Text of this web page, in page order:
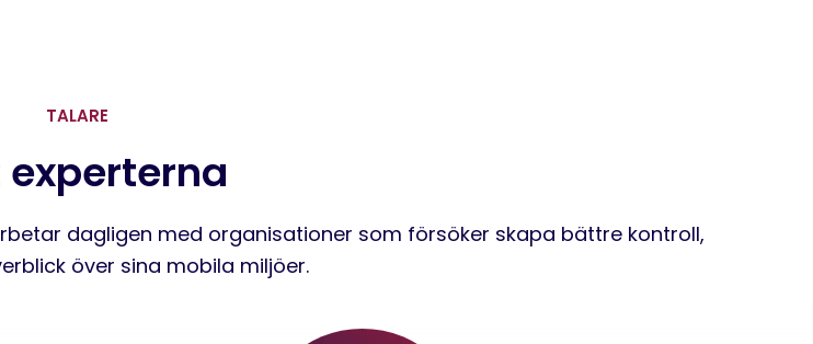
TALARE
experterna
dagligen med organisationer som försöker skapa bättre kontroll,
över sina mobila miljöer.